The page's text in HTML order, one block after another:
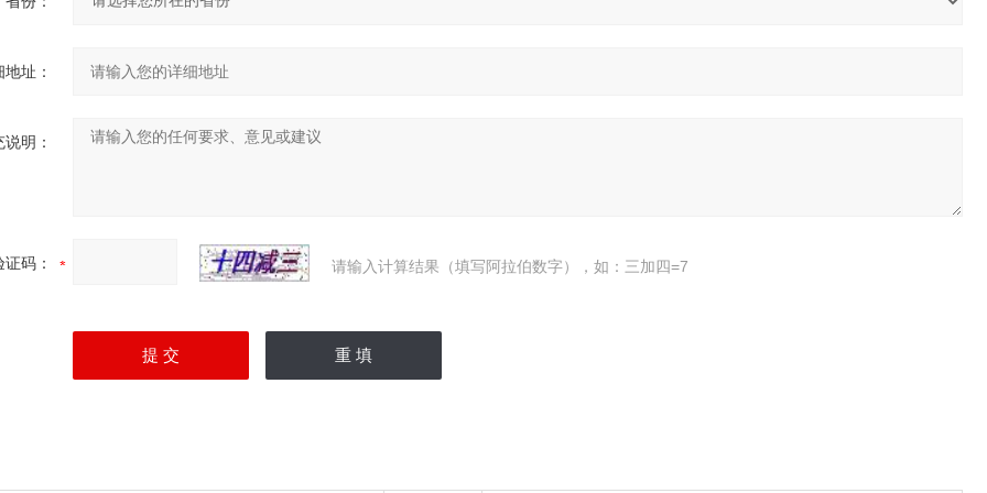
址：
明：
证码： 请输入计算结果（填写阿拉伯数字），如：三加四=7